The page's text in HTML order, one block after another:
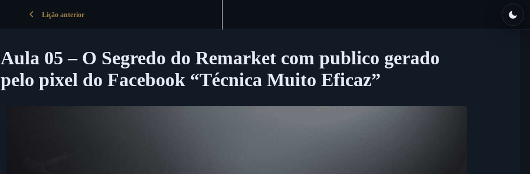
Lição anterior
Aula 05 – O Segredo do Remarket com publico gerado
pelo pixel do Facebook “Técnica Muito Eficaz”